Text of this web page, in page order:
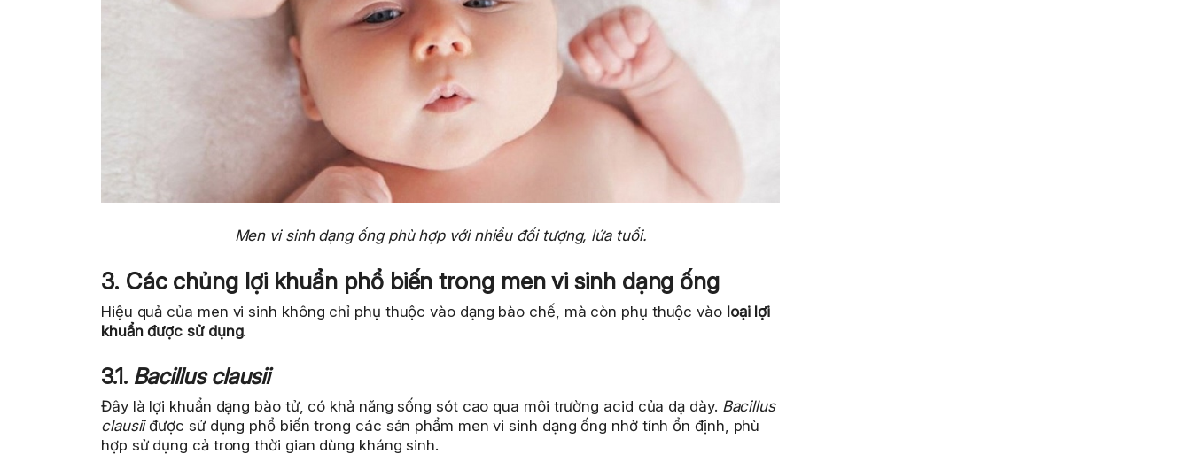
Men vi sinh dạng ống phù hợp với nhiều đối tượng, lứa tuổi.
3. Các chủng lợi khuẩn phổ biến trong men vi sinh dạng ống
Hiệu quả của men vi sinh không chỉ phụ thuộc vào dạng bào chế, mà còn phụ thuộc vào loại lợi
khuẩn được sử dụng.
3.1. Bacillus clausii
Đây là lợi khuẩn dạng bào tử, có khả năng sống sót cao qua môi trường acid của dạ dày. Bacillus
clausiiđược sử dụng phổ biến trong các sản phẩm men vi sinh dạng ống nhờ tính ổn định, phù
hợp sử dụng cả trong thời gian dùng kháng sinh.